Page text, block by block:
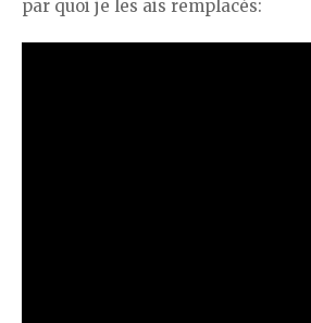
par quoi je les ais remplacés: